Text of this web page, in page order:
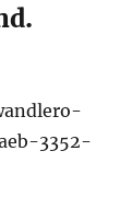
3352-